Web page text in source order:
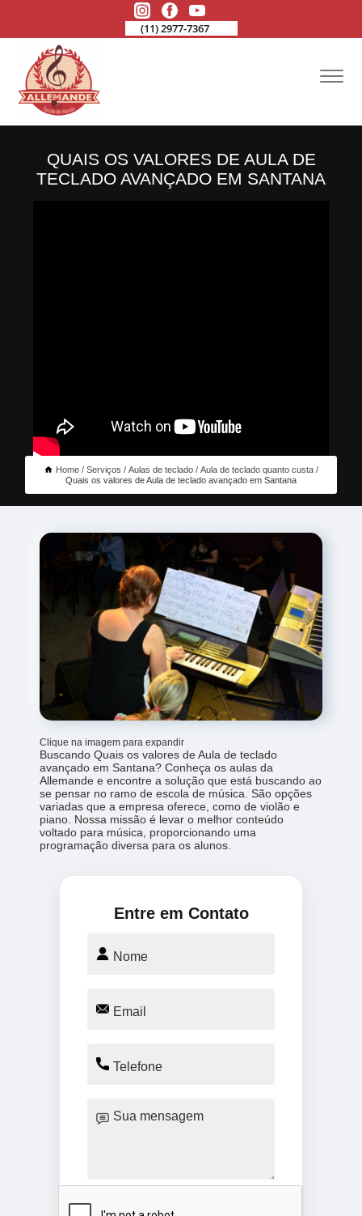
(11) 2977-7367
QUAIS OS VALORES DE AULA DE
TECLADO AVANÇADO EM SANTANA
Home Serviços Aulas de teclado
Aula de teclado quanto custa
Quais os valores de Aula de teclado avançado em Santana
Clique na imagem para expandir
Buscando Quais os valores de Aula de teclado
avançado em Santana? Conheça os aulas da
Allemande e encontre a solução que está buscando ao
se pensar no ramo de escola de música. São opções
variadas que a empresa oferece, como de violão e
piano. Nossa missão é levar o melhor conteúdo
voltado para música, proporcionando uma
programação diversa para os alunos.
Entre em Contato